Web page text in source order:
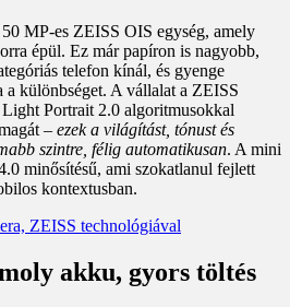
MP-es ZEISS OIS egység, amely
épül. Ez már papíron is nagyobb,
telefon kínál, és gyenge
különbséget. A vállalat a ZEISS
Portrait 2.0 algoritmusokkal
– ezek a világítást, tónust és
szintre, félig automatikusan. A mini
minősítésű, ami szokatlanul fejlett
kontextusban.
akku, gyors töltés